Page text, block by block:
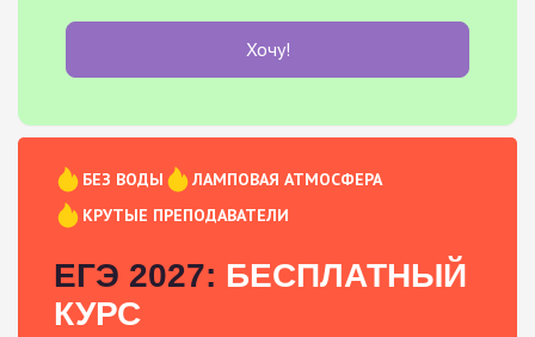
Хочу!
БЕЗ ВОДЫ
ЛАМПОВАЯ АТМОСФЕРА
КРУТЫЕ ПРЕПОДАВАТЕЛИ
ЕГЭ 2027: БЕСПЛАТНЫЙ
КУРС